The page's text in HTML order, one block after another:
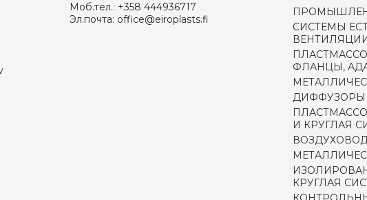
Моб.тел.: +358 444936717
Эл.почта: office@eiroplasts.fi
СИСТЕМЫ
ФЛАНЦЫ,
ДИФФУЗОРЫ
И КРУГЛАЯ
КРУГЛАЯ